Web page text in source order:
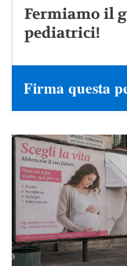
Fermiamo il
pediatrici!
Firma questa